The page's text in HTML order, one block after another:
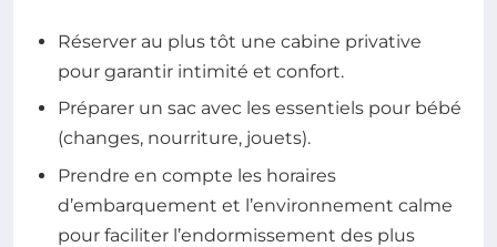
Réserver au plus tôt une cabine privative
pour garantir intimité et confort.
Préparer un sac avec les essentiels pour bébé
(changes, nourriture, jouets).
Prendre en compte les horaires
d’embarquement et l’environnement calme
pour faciliter l’endormissement des plus